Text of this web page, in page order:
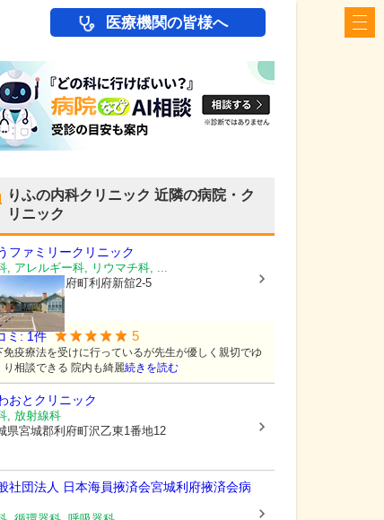
医療機関の皆様へ
りふの内科クリニック 近隣の病院・ク
リニック
ファミリークリニック
, アレルギー科, リウマチ科, ...
県宮城郡利府町利府新舘2-5
ミ: 1件 5
免疫療法を受けに行っているが先生が優しく親切でゆ
り相談できる 院内も綺麗続きを読む
おとクリニック
, 放射線科
県宮城郡利府町沢乙東1番地12
社団法人 日本海員掖済会宮城利府掖済会病